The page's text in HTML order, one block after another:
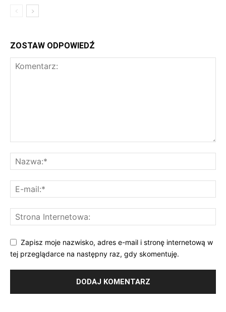
ZOSTAW ODPOWIEDŹ
Zapisz moje nazwisko, adres e-mail i stronę internetową w
tej przeglądarce na następny raz, gdy skomentuję.